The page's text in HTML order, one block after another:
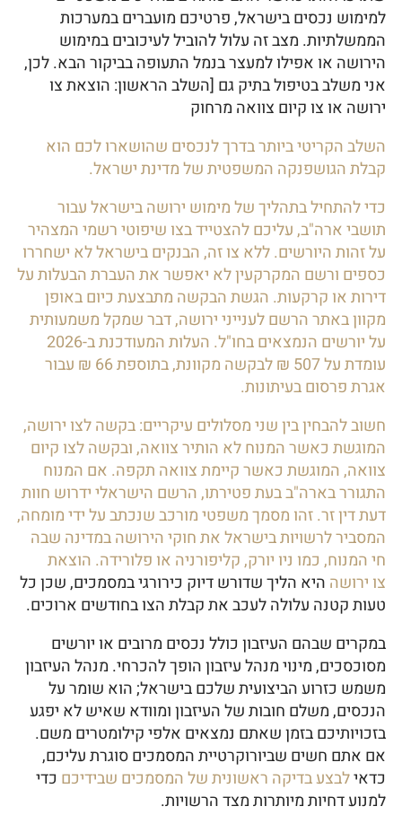
למימוש נכסים בישראל, פרטיכם מועברים במערכות
הממשלתיות. מצב זה עלול להוביל לעיכובים במימוש
הירושה או אפילו למעצר בנמל התעופה בביקור הבא. לכן,
אני משלב בטיפול בתיק גם [השלב הראשון: הוצאת צו
ירושה או צו קיום צוואה מרחוק
השלב הקריטי ביותר בדרך לנכסים שהושארו לכם הוא
קבלת הגושפנקה המשפטית של מדינת ישראל.
כדי להתחיל בתהליך של מימוש ירושה בישראל עבור
תושבי ארה"ב, עליכם להצטייד בצו שיפוטי רשמי המצהיר
על זהות היורשים. ללא צו זה, הבנקים בישראל לא ישחררו
כספים ורשם המקרקעין לא יאפשר את העברת הבעלות על
דירות או קרקעות. הגשת הבקשה מתבצעת כיום באופן
מקוון באתר הרשם לענייני ירושה, דבר שמקל משמעותית
על יורשים הנמצאים בחו"ל. העלות המעודכנת ב-2026
עומדת על 507 ₪ לבקשה מקוונת, בתוספת 66 ₪ עבור
אגרת פרסום בעיתונות.
חשוב להבחין בין שני מסלולים עיקריים: בקשה לצו ירושה,
המוגשת כאשר המנוח לא הותיר צוואה, ובקשה לצו קיום
צוואה, המוגשת כאשר קיימת צוואה תקפה. אם המנוח
התגורר בארה"ב בעת פטירתו, הרשם הישראלי ידרוש חוות
דעת דין זר. זהו מסמך משפטי מורכב שנכתב על ידי מומחה,
המסביר לרשויות בישראל את חוקי הירושה במדינה שבה
חי המנוח, כמו ניו יורק, קליפורניה או פלורידה. הוצאת
צו ירושה היא הליך שדורש דיוק כירורגי במסמכים, שכן כל
טעות קטנה עלולה לעכב את קבלת הצו בחודשים ארוכים.
במקרים שבהם העיזבון כולל נכסים מרובים או יורשים
מסוכסכים, מינוי מנהל עיזבון הופך להכרחי. מנהל העיזבון
משמש כזרוע הביצועית שלכם בישראל; הוא שומר על
הנכסים, משלם חובות של העיזבון ומוודא שאיש לא יפגע
בזכויותיכם בזמן שאתם נמצאים אלפי קילומטרים משם.
אם אתם חשים שביורוקרטיית המסמכים סוגרת עליכם,
כדאילבצע בדיקה ראשונית של המסמכים שבידיכם כדי
למנוע דחיות מיותרות מצד הרשויות.